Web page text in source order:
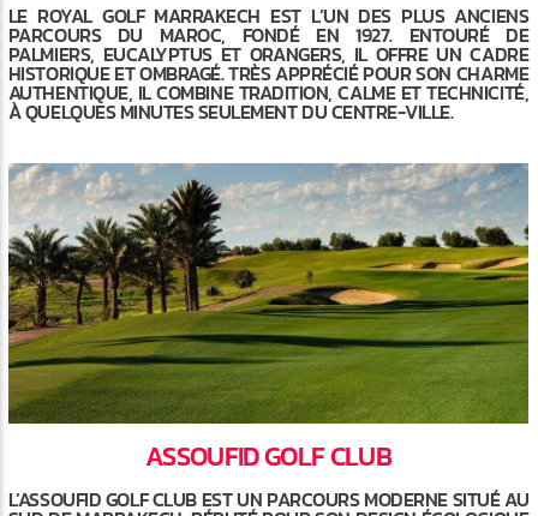
LE ROYAL GOLF MARRAKECH EST L’UN DES PLUS ANCIENS
PARCOURS DU MAROC, FONDÉ EN 1927. ENTOURÉ DE
PALMIERS, EUCALYPTUS ET ORANGERS, IL OFFRE UN CADRE
HISTORIQUE ET OMBRAGÉ. TRÈS APPRÉCIÉ POUR SON CHARME
AUTHENTIQUE, IL COMBINE TRADITION, CALME ET TECHNICITÉ,
À QUELQUES MINUTES SEULEMENT DU CENTRE-VILLE.
ASSOUFID GOLF CLUB
L’ASSOUFID GOLF CLUB EST UN PARCOURS MODERNE SITUÉ AU